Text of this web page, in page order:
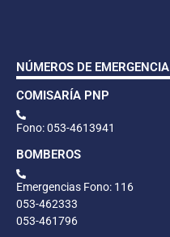
NÚMEROS DE EMERGENCIA
COMISARÍA PNP
Fono: 053-4613941
BOMBEROS
Emergencias Fono: 116
053-462333
053-461796